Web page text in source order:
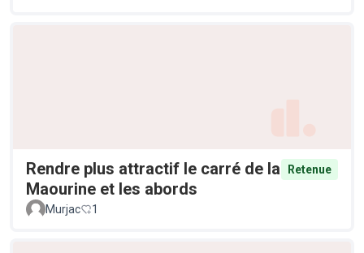
Rendre plus attractif le carré de la
Maourine et les abords
Retenue
Murjac 1